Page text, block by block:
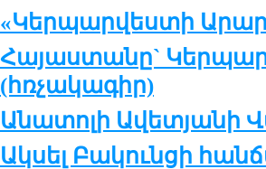
«Կերպարվեստի
Հայաստանը`
(հռչակագիր)
Անատոլի Ավետյանի
Ակսել Բակունցի